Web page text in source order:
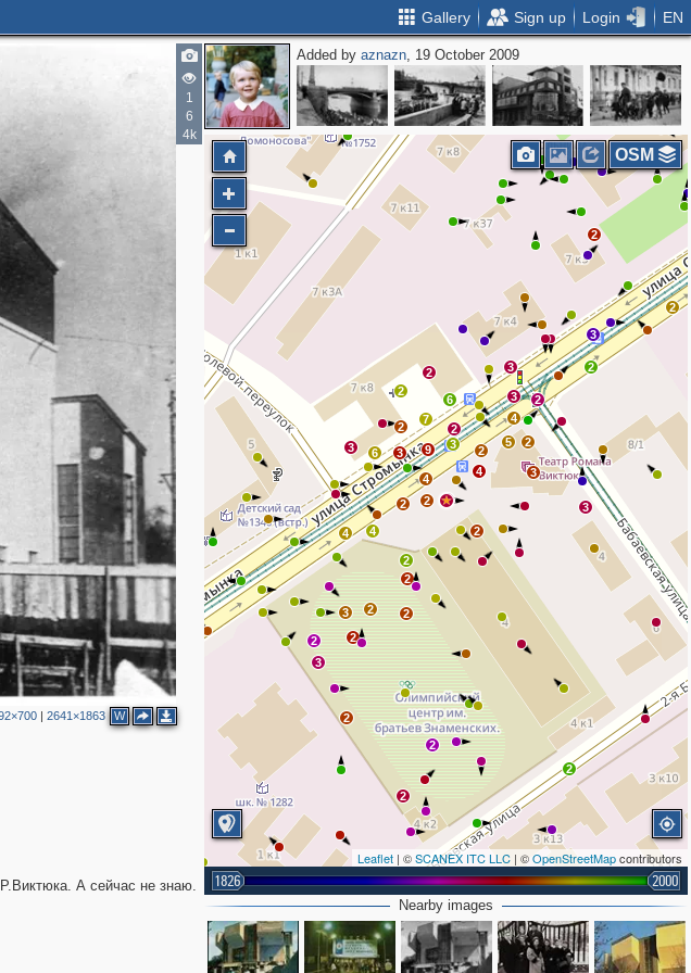
Gallery Sign up Login EN
1
6
4k
| 2641×1863 W
Added byaznazn, 19 October 2009
2
3
2
2
3
2
2
2
4
4
4
2
2
4
9 3
2
5
2
3
2
4
2
3
3
6
7
2
2
2
3 6 3
3
2
3 2
2
2
2
2
2
2
2
2
3
4
Leaflet | ©SCANEX ITC LLC | ©OpenStreetMapcontributors
1826 2000
OSM
Nearby images
А сейчас не знаю.